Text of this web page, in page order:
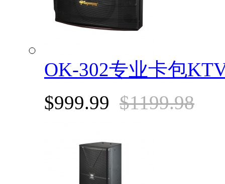
OK-302专业卡包
$999.99 $1199.98